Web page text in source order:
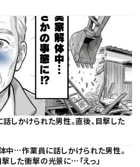
しかけられた男性。直後、目撃した
中…作業員に話しかけられた男性。
撃した衝撃の光景に…「えっ」